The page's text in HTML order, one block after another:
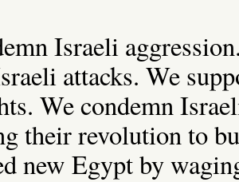
Israeli
attacks. We
We condemn
their revolution to
new Egypt by